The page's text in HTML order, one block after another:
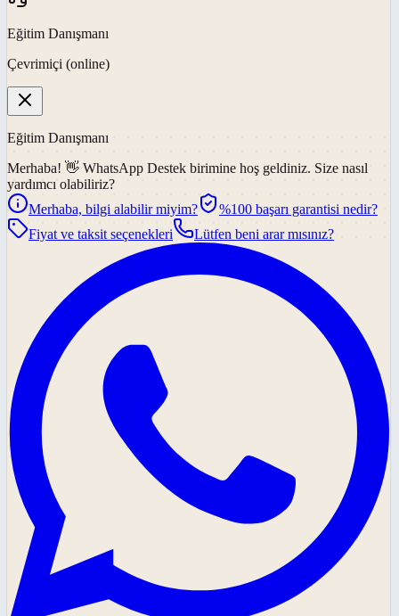
Eğitim Danışmanı
Çevrimiçi (online)
Eğitim Danışmanı
Merhaba! 👋 WhatsApp Destek birimine hoş geldiniz. Size nasıl
yardımcı olabiliriz?
Merhaba, bilgi alabilir miyim?
%100 başarı garantisi nedir?
Fiyat ve taksit seçenekleri
Lütfen beni arar mısınız?